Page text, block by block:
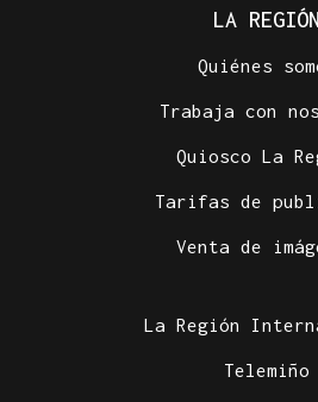
LA REGIÓN
Quiénes
Trabaja con
Quiosco La
Tarifas de
Venta de
La Región
Telemiño